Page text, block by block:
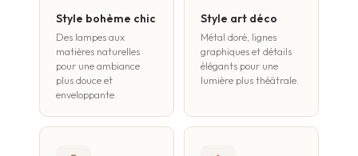
Style bohème chic
Des lampes aux
matières naturelles
pour une ambiance
plus douce et
enveloppante.
Style art déco
Métal doré, lignes
graphiques et détails
élégants pour une
lumière plus théâtrale.